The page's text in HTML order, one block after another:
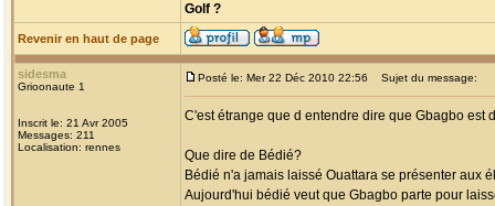
Golf ?
Revenir en haut de page
sidesma
Grioonaute 1
Inscrit le: 21 Avr 2005
Messages: 211
Localisation: rennes
Posté le: Mer 22 Déc 2010 22:56 Sujet du message:
C'est étrange que d entendre dire que Gbagbo est
Que dire de Bédié?
Bédié n'a jamais laissé Ouattara se présenter aux
Aujourd'hui bédié veut que Gbagbo parte pour